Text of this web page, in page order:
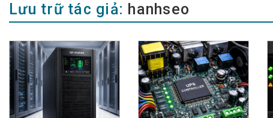
Lưu trữ tác giả: hanhseo